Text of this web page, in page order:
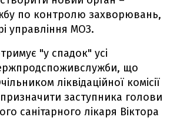
по контролю захворювань,
управління МОЗ.
"у спадок" усі
що
ліквідаційної комісії
заступника голови
санітарного лікаря Віктора